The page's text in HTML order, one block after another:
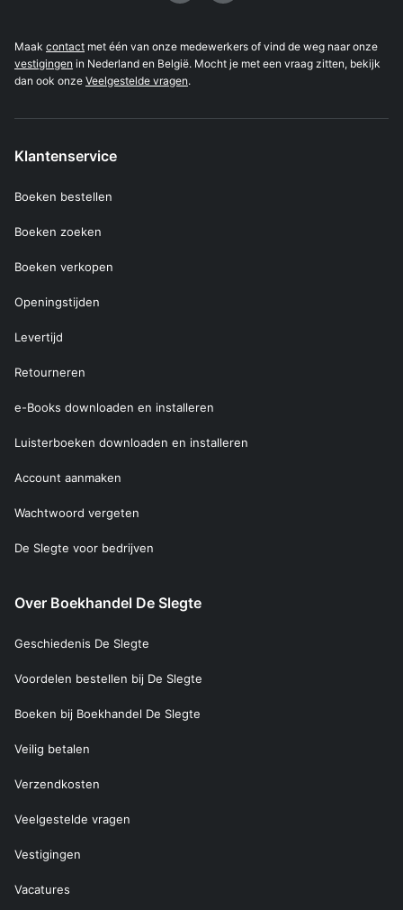
Maak contact met één van onze medewerkers of vind de weg naar onze
vestigingen in Nederland en België. Mocht je met een vraag zitten, bekijk
dan ook onze Veelgestelde vragen.
Klantenservice
Boeken bestellen
Boeken zoeken
Boeken verkopen
Openingstijden
Levertijd
Retourneren
e-Books downloaden en installeren
Luisterboeken downloaden en installeren
Account aanmaken
Wachtwoord vergeten
De Slegte voor bedrijven
Over Boekhandel De Slegte
Geschiedenis De Slegte
Voordelen bestellen bij De Slegte
Boeken bij Boekhandel De Slegte
Veilig betalen
Verzendkosten
Veelgestelde vragen
Vestigingen
Vacatures